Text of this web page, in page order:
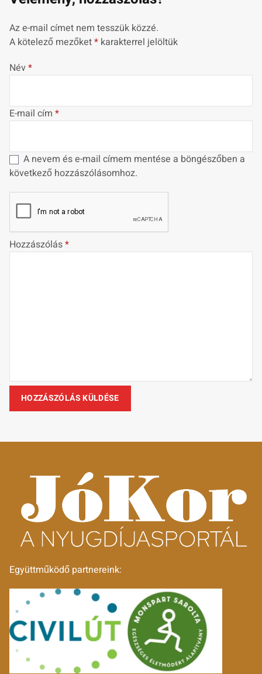
Az e-mail címet nem tesszük közzé.
A kötelező mezőket* karakterrel jelöltük
Név*
E-mail cím *
A nevem és e-mail címem mentése a böngészőben a
következő hozzászólásomhoz.
Hozzászólás*
Együttműködő partnereink: